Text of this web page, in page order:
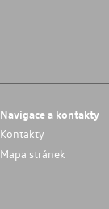
Navigace a kontakty
Kontakty
Mapa stránek